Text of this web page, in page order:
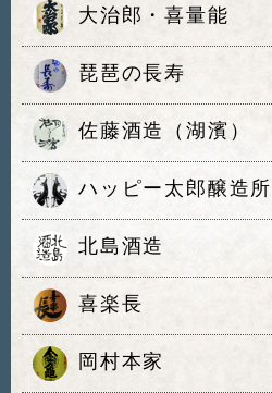
大治郎・喜量能
琵琶の長寿
佐藤酒造（湖濱）
ハッピー太郎醸造所
北島酒造
喜楽長
岡村本家